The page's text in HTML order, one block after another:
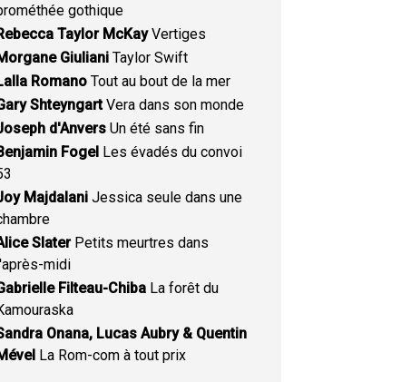
gothique
Taylor McKayVertiges
Giuliani Taylor Swift
Romano Tout au bout de la mer
ShteyngartVera dans son monde
d'Anvers Un été sans fin
Fogel Les évadés du convoi
Majdalani Jessica seule dans une
SlaterPetits meurtres dans
midi
Filteau-Chiba La forêt du
Onana, Lucas Aubry & Quentin
La Rom-com à tout prix